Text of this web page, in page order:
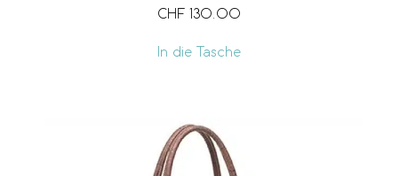
CHF 130.00
In die Tasche